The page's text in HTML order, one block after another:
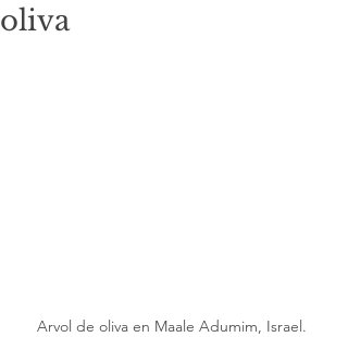
oliva
Arvol de oliva en Maale Adumim, Israel.